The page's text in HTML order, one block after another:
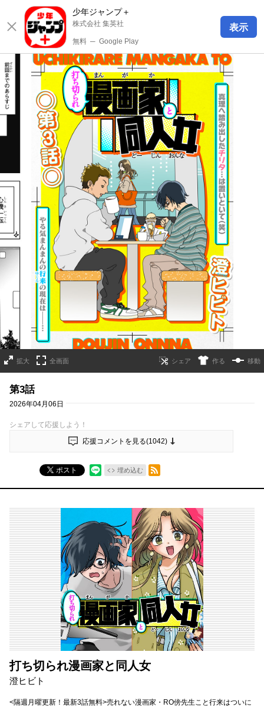
少年ジャンプ＋
株式会社 集英社
無料 ─ Google Play
表示
拡大 全画面 作る 移動
第3話
2026年04月06日
シェアして応援しよう！
応援コメントを見る(1042)
ポスト 埋め込む
RSSフィード
打ち切られ漫画家と同人女
澄ヒビト
<隔週月曜更新！最新3話無料>売れない漫画家・RO傍先生こと行来はついに